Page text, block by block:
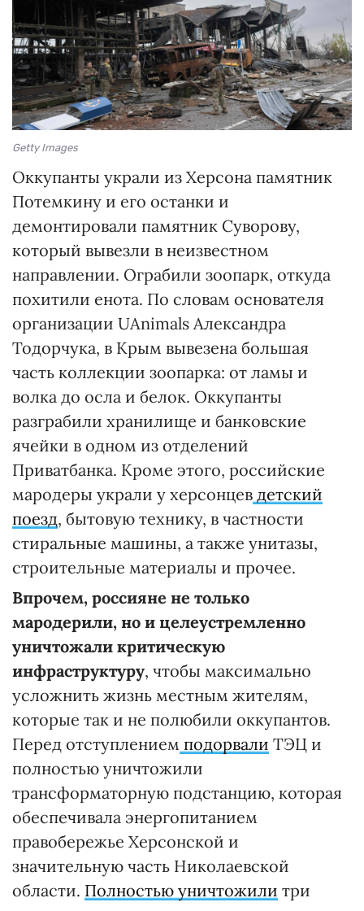
Getty Images
Оккупанты украли из Херсона памятник
Потемкину и его останки и
демонтировали памятник Суворову,
который вывезли в неизвестном
направлении. Ограбили зоопарк, откуда
похитили енота. По словам основателя
организации UAnimals Александра
Тодорчука, в Крым вывезена большая
часть коллекции зоопарка: от ламы и
волка до осла и белок. Оккупанты
разграбили хранилище и банковские
ячейки в одном из отделений
Приватбанка. Кроме этого, российские
мародеры украли у херсонцев детский
поезд, бытовую технику, в частности
стиральные машины, а также унитазы,
строительные материалы и прочее.
Впрочем, россияне не только
мародерили, но и целеустремленно
уничтожали критическую
инфраструктуру, чтобы максимально
усложнить жизнь местным жителям,
которые так и не полюбили оккупантов.
Перед отступлением подорвали ТЭЦ и
полностью уничтожили
трансформаторную подстанцию, которая
обеспечивала энергопитанием
правобережье Херсонской и
значительную часть Николаевской
области. Полностью уничтожили три